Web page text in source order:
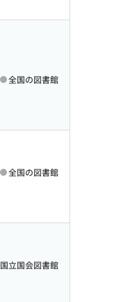
全国の図書館
全国の図書館
国立国会図書館